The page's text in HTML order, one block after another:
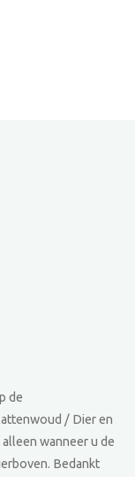
de
/ Dier en
wanneer u de
Bedankt